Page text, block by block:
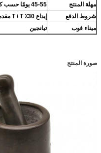
مهلة المنتج
45-55 يومًا حسب كمية منتجاتك
شروط الدفع
إيداع 30٪ T / T مقدما
ميناء فوب
تيانجين
صورة المنتج